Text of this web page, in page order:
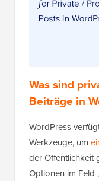
Was sind
Beiträge in
WordPress
Werkzeuge, um
der Öffentlichkeit
Optionen im Feld